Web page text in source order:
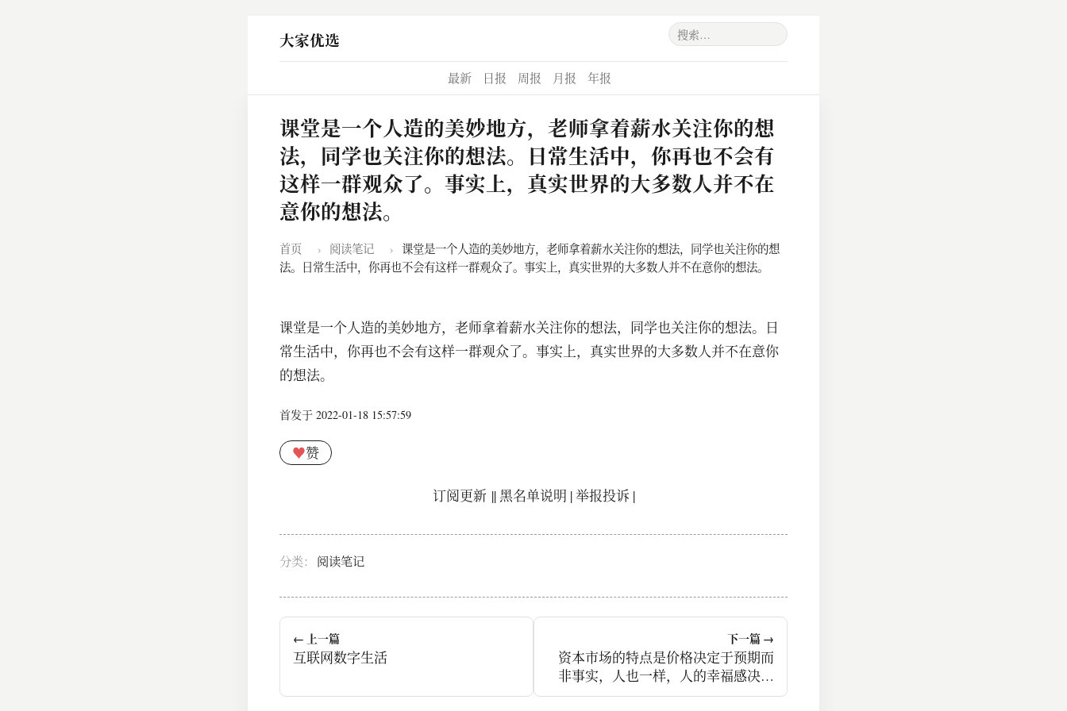
大家优选
最新 日报 周报 月报 年报
课堂是一个人造的美妙地方，老师拿着薪水关注你的想
法，同学也关注你的想法。日常生活中，你再也不会有
这样一群观众了。事实上，真实世界的大多数人并不在
意你的想法。
首页 › 阅读笔记 › 课堂是一个人造的美妙地方，老师拿着薪水关注你的想法，同学也关注你的想
法。日常生活中，你再也不会有这样一群观众了。事实上，真实世界的大多数人并不在意你的想法。
课堂是一个人造的美妙地方，老师拿着薪水关注你的想法，同学也关注你的想法。日
常生活中，你再也不会有这样一群观众了。事实上，真实世界的大多数人并不在意你
的想法。
首发于 2022-01-18 15:57:59
♥赞
订阅更新||黑名单说明 |举报投诉 |
分类： 阅读笔记
← 上一篇
互联网数字生活
下一篇 →
资本市场的特点是价格决定于预期而
非事实，人也一样，人的幸福感决定
于预期而非事实。